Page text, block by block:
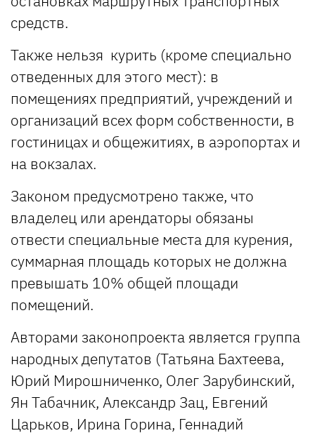
средств.
Также нельзя курить (кроме специально
отведенных для этого мест): в
помещениях предприятий, учреждений и
организаций всех форм собственности, в
гостиницах и общежитиях, в аэропортах и
на вокзалах.
Законом предусмотрено также, что
владелец или арендаторы обязаны
отвести специальные места для курения,
суммарная площадь которых не должна
превышать 10% общей площади
помещений.
Авторами законопроекта является группа
народных депутатов (Татьяна Бахтеева,
Юрий Мирошниченко, Олег Зарубинский,
Ян Табачник, Александр Зац, Евгений
Царьков, Ирина Горина, Геннадий